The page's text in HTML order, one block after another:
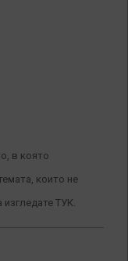
в която
които не
ТУК.